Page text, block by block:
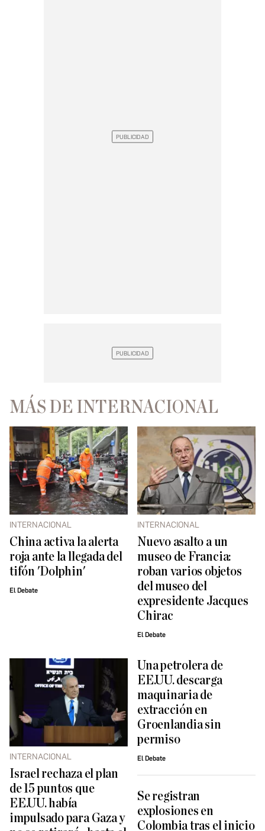
MÁS DE INTERNACIONAL
INTERNACIONAL
China activa la alerta
roja ante la llegada del
tifón 'Dolphin'
El Debate
INTERNACIONAL
Nuevo asalto a un
museo de Francia:
roban varios objetos
del museo del
expresidente Jacques
Chirac
El Debate
INTERNACIONAL
Israel rechaza el plan
de 15 puntos que
EE.UU. había
impulsado para Gaza y
Una petrolera de
EE.UU. descarga
maquinaria de
extracción en
Groenlandia sin
permiso
El Debate
Se registran
explosiones en
Colombia tras el inicio